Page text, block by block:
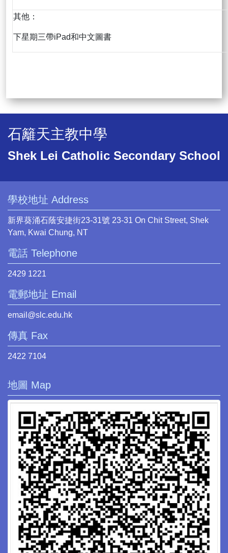
其他：
下星期三帶iPad和中文圖書
石籬天主教中學
Shek Lei Catholic Secondary School
學校地址 Address
新界葵涌石蔭安捷街23-31號 23-31 On Chit Street, Shek
Yam, Kwai Chung, NT
電話 Telephone
2429 1221
電郵地址 Email
email@slc.edu.hk
傳真 Fax
2422 7104
地圖 Map